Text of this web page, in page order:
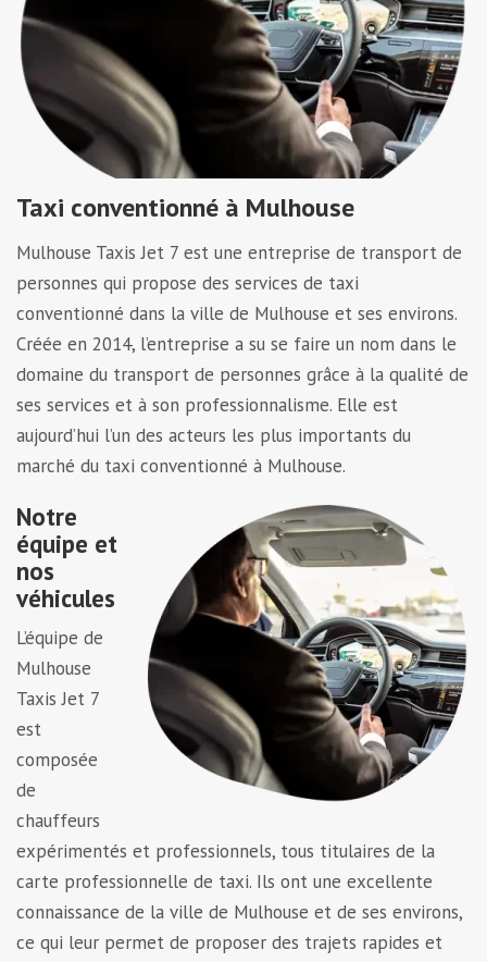
Taxi conventionné à Mulhouse
Mulhouse Taxis Jet 7 est une entreprise de transport de
personnes qui propose des services de taxi
conventionné dans la ville de Mulhouse et ses environs.
Créée en 2014, l’entreprise a su se faire un nom dans le
domaine du transport de personnes grâce à la qualité de
ses services et à son professionnalisme. Elle est
aujourd’hui l’un des acteurs les plus importants du
marché du taxi conventionné à Mulhouse.
Notre
équipe et
nos
véhicules
L’équipe de
Mulhouse
Taxis Jet 7
est
composée
de
chauffeurs
expérimentés et professionnels, tous titulaires de la
carte professionnelle de taxi. Ils ont une excellente
connaissance de la ville de Mulhouse et de ses environs,
ce qui leur permet de proposer des trajets rapides et